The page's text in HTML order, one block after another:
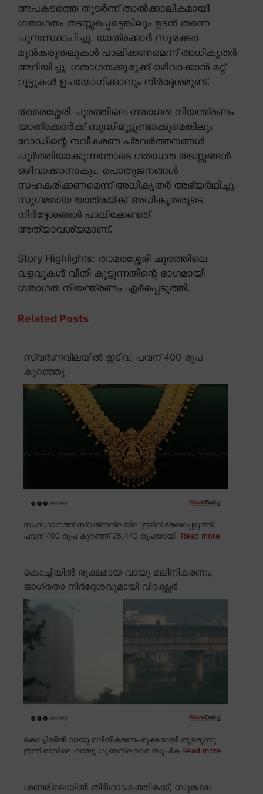
അപകടത്തെ തുടർന്ന് താൽക്കാലികമായി
ഗതാഗതം തടസ്സപ്പെട്ടെങ്കിലും ഉടൻ തന്നെ
പുനഃസ്ഥാപിച്ചു. യാത്രക്കാർ സുരക്ഷാ
മുൻകരുതലുകൾ പാലിക്കണമെന്ന് അധികൃതർ
അറിയിച്ചു. ഗതാഗതക്കുരുക്ക് ഒഴിവാക്കാൻ മറ്റ്
റൂട്ടുകൾ ഉപയോഗിക്കാനും നിർദ്ദേശമുണ്ട്.
താമരശ്ശേരി ചുരത്തിലെ ഗതാഗത നിയന്ത്രണം
യാത്രക്കാർക്ക് ബുദ്ധിമുട്ടുണ്ടാക്കുമെങ്കിലും
റോഡിന്റെ നവീകരണ പ്രവർത്തനങ്ങൾ
പൂർത്തിയാക്കുന്നതോടെ ഗതാഗത തടസ്സങ്ങൾ
ഒഴിവാക്കാനാകും. പൊതുജനങ്ങൾ
സഹകരിക്കണമെന്ന് അധികൃതർ അഭ്യർഥിച്ചു.
സുഗമമായ യാത്രയ്ക്ക് അധികൃതരുടെ
നിർദ്ദേശങ്ങൾ പാലിക്കേണ്ടത്
അത്യാവശ്യമാണ്.
Story Highlights: താമരശ്ശേരി ചുരത്തിലെ
വളവുകൾ വീതി കൂട്ടുന്നതിന്റെ ഭാഗമായി
ഗതാഗത നിയന്ത്രണം ഏർപ്പെടുത്തി.
Related Posts
സ്വർണവിലയിൽ ഇടിവ്; പവന് 400 രൂപ
കുറഞ്ഞു
സംസ്ഥാനത്ത് സ്വര്ണവിലയില് ഇടിവ് രേഖപ്പെടുത്തി.
പവന് 400 രൂപ കുറഞ്ഞ് 95,440 രൂപയായി. Read more
കൊച്ചിയിൽ രൂക്ഷമായ വായു മലിനീകരണം;
ജാഗ്രതാ നിർദ്ദേശവുമായി വിദഗ്ദ്ധർ
കൊച്ചിയിൽ വായു മലിനീകരണം രൂക്ഷമായി തുടരുന്നു.
ഇന്ന് രാവിലെ വായു ഗുണനിലവാര സൂചിക Read more
ശബരിമലയിൽ തീർഥാടകത്തിരക്ക്; സുരക്ഷ